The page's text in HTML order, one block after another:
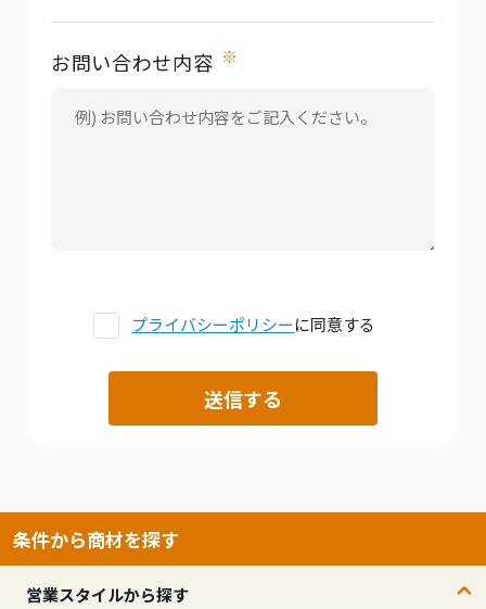
お問い合わせ内容 ※
プライバシーポリシーに同意する
条件から商材を探す
営業スタイルから探す